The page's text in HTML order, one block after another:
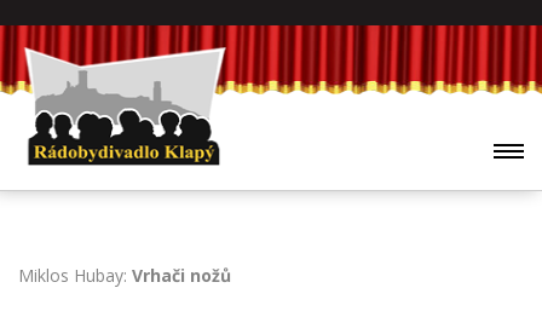
Miklos Hubay: Vrhači nožů